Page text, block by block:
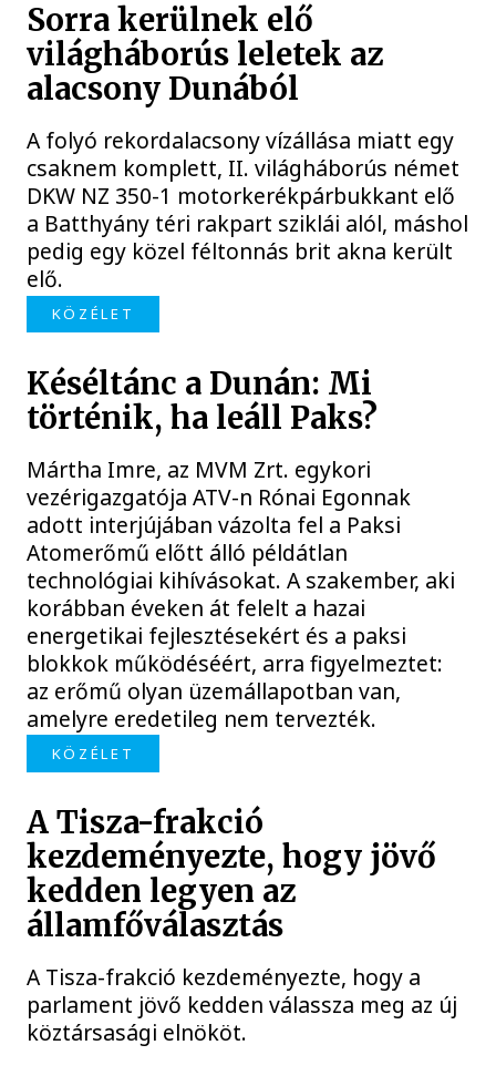
Sorra kerülnek elő
világháborús leletek az
alacsony Dunából
A folyó rekordalacsony vízállása miatt egy
csaknem komplett, II. világháborús német
DKW NZ 350-1 motorkerékpárbukkant elő
a Batthyány téri rakpart sziklái alól, máshol
pedig egy közel féltonnás brit akna került
elő.
KÖZÉLET
Késéltánc a Dunán: Mi
történik, ha leáll Paks?
Mártha Imre, az MVM Zrt. egykori
vezérigazgatója ATV-n Rónai Egonnak
adott interjújában vázolta fel a Paksi
Atomerőmű előtt álló példátlan
technológiai kihívásokat. A szakember, aki
korábban éveken át felelt a hazai
energetikai fejlesztésekért és a paksi
blokkok működéséért, arra figyelmeztet:
az erőmű olyan üzemállapotban van,
amelyre eredetileg nem tervezték.
KÖZÉLET
A Tisza-frakció
kezdeményezte, hogy jövő
kedden legyen az
államfőválasztás
A Tisza-frakció kezdeményezte, hogy a
parlament jövő kedden válassza meg az új
köztársasági elnököt.